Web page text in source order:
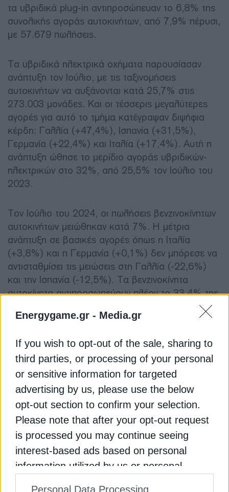
Energygame.gr - Media.gr
If you wish to opt-out of the sale, sharing to
third parties, or processing of your personal
or sensitive information for targeted
advertising by us, please use the below
opt-out section to confirm your selection.
Please note that after your opt-out request
is processed you may continue seeing
interest-based ads based on personal
information utilized by us or personal
Personal Data Processing
τα υβριδικά plug-in αντιπροσώπευαν το 6,8% της
συνολικής αγοράς αυτοκινήτων, από 7,9% πέρυσι,
με 57.679 πωλήσεις.
Τα υβριδικά ηλεκτρικά οχήματα παρουσίασαν
ανάπτυξη τον Ιούλιο, με τις ταξινομήσεις
αυτοκινήτων να αυξάνονται κατά 25,7% στις
273.003 μονάδες. Και οι τέσσερις μεγαλύτερες
αγορές για αυτό το τμήμα κατέγραψαν διψήφια
κέρδη: Γαλλία (+47,4%), Ισπανία (+31,5%),
Γερμανία (+22,4%) και Ιταλία (+17,4%). Αυτή η
ανάπτυξη ώθησε το μερίδιο αγοράς υβριδικών-
ηλεκτρικών στο 32%, από 25,5% τον Ιούλιο του
2023.
Τον Ιούλιο του 2024, οι πωλήσεις βενζινοκίνητων
αυτοκινήτων μειώθηκαν κατά 7%. Η μέτρια
ανάπτυξη σε βασικές αγορές όπως η Ιταλία
(+3,8%) και η Γερμανία (+0,1%) δεν μπόρεσε να
αντισταθμίσει τις μειώσεις στη Γαλλία (-22,6%)
και την Ισπανία (-12,5%). Τα βενζινοκίνητα
αυτοκίνητα αντιπροσωπεύουν πλέον το 33,4% της
10,1%, με αποτέλεσμα τον περασμένο Ιούλιο να
κατέχει μερίδιο 12,6%. Ενώ η Γερμανία σημείωσε
μέτρια άνοδο 1,4%, σημαντικές μειώσεις
παρατηρήθηκαν σε άλλες μεγάλες αγορές όπως η
Ιταλία (-24,6%), η Γαλλία (-23,9%) και η Ισπανία
(-11,6%).
Διαβάστε ακόμη
Σπάνια μέταλλα: Η εξάρτηση της Ευρώπης από
την Κίνα και οι εναλλακτικές